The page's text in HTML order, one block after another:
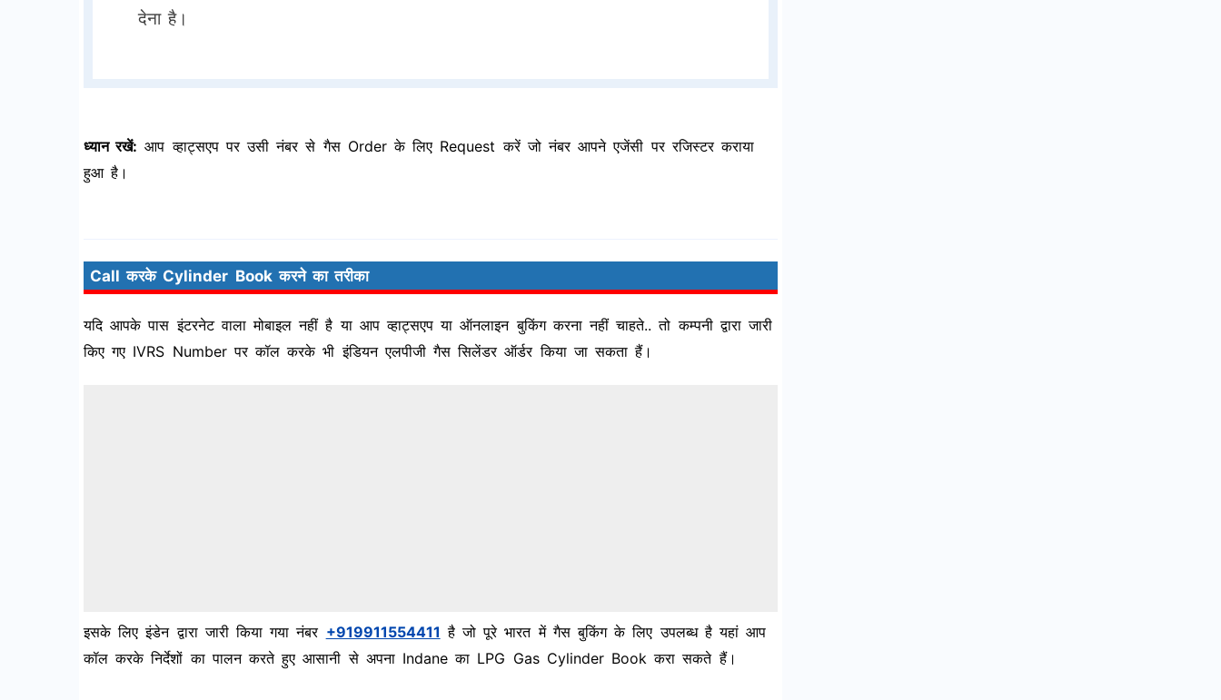
देना है।
ध्यान रखें: आप व्हाट्सएप पर उसी नंबर से गैस Order के लिए Request करें जो नंबर आपने एजेंसी पर रजिस्टर कराया
हुआ है।
Call करके Cylinder Book करने का तरीका
यदि आपके पास इंटरनेट वाला मोबाइल नहीं है या आप व्हाट्सएप या ऑनलाइन बुकिंग करना नहीं चाहते.. तो कम्पनी द्वारा जारी
किए गए IVRS Number पर कॉल करके भी इंडियन एलपीजी गैस सिलेंडर ऑर्डर किया जा सकता हैं।
इसके लिए इंडेन द्वारा जारी किया गया नंबर +919911554411 है जो पूरे भारत में गैस बुकिंग के लिए उपलब्ध है यहां आप
कॉल करके निर्देशों का पालन करते हुए आसानी से अपना Indane का LPG Gas Cylinder Book करा सकते हैं।